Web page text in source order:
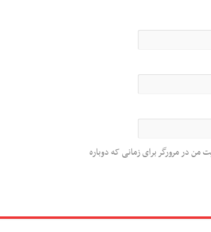
من در مرورگر برای زمانی که دوباره